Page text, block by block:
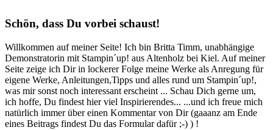
Schön, dass Du vorbei schaust!
Willkommen auf meiner Seite! Ich bin Britta Timm, unabhängige
Demonstratorin mit Stampin´up! aus Altenholz bei Kiel. Auf meiner
Seite zeige ich Dir in lockerer Folge meine Werke als Anregung für
eigene Werke, Anleitungen,Tipps und alles rund um Stampin´up!,
was mir sonst noch interessant erscheint ... Schau Dich gerne um,
ich hoffe, Du findest hier viel Inspirierendes... ...und ich freue mich
natürlich immer über einen Kommentar von Dir (gaaanz am Ende
eines Beitrags findest Du das Formular dafür ;-) ) !